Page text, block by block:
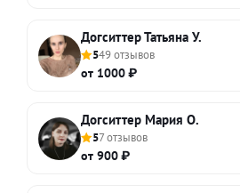
Догситтер Татьяна У.
549 отзывов
от 1000 ₽
Догситтер Мария О.
57 отзывов
от 900 ₽